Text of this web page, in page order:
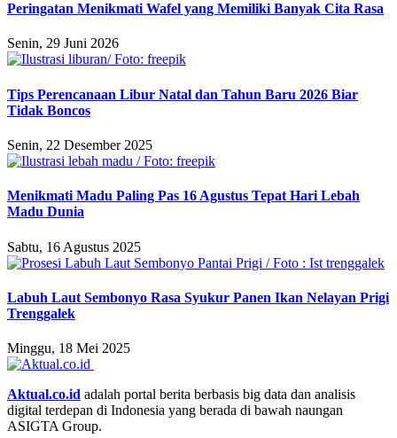
Peringatan Menikmati Wafel yang Memiliki Banyak Cita Rasa
Senin, 29 Juni 2026
Tips Perencanaan Libur Natal dan Tahun Baru 2026 Biar
Tidak Boncos
Senin, 22 Desember 2025
Menikmati Madu Paling Pas 16 Agustus Tepat Hari Lebah
Madu Dunia
Sabtu, 16 Agustus 2025
Labuh Laut Sembonyo Rasa Syukur Panen Ikan Nelayan Prigi
Trenggalek
Minggu, 18 Mei 2025
Aktual.co.id adalah portal berita berbasis big data dan analisis
digital terdepan di Indonesia yang berada di bawah naungan
ASIGTA Group.